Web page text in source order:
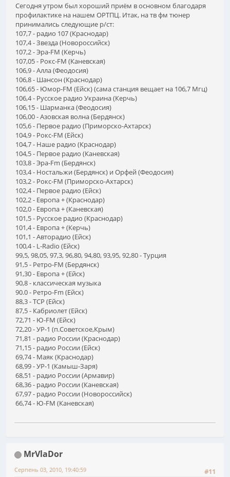
Сегодня утром был хороший приём в основном благодаря
профилактике на нашем ОРТПЦ. Итак, на тв фм тюнер
принимались следующие р/ст:
107,7 - радио 107 (Краснодар)
107,4 - Звезда (Новороссийск)
107,2 - Эра-FM (Керчь)
107,05 - Рокс-FM (Каневская)
106,9 - Алла (Феодосия)
106,8 - Шансон (Краснодар)
106,65 - Юмор-FM (Ейск) (сама станция вещает на 106,7 Мгц)
106,4 - Русское радио Украина (Керчь)
106,15 - Шарманка (Феодосия)
106,00 - Азовская волна (Бердянск)
105,6 - Первое радио (Приморско-Ахтарск)
104,9 - Рокс-FM (Ейск)
104,7 - Наше радио (Краснодар)
104,5 - Первое радио (Каневская)
103,8 - Эра-Fm (Бердянск)
103,4 - Ностальжи (Бердянск) и Орфей (Феодосия)
103,2 - Рокс-FM (Приморско-Ахтарск)
102,4 - Первое радио (Ейск)
102,2 - Европа + (Краснодар)
102,0 - Европа + (Каневская)
101,5 - Русское радио (Краснодар)
101,4 - Европа + (Керчь)
101,1 - Авторадио (Ейск)
100,4 - L-Radio (Ейск)
99,5, 98,05, 97,3, 96,80, 94,80, 93,95, 92,80 - Турция
91,5 - Ретро-FM (Бердянск)
91,30 - Европа + (Ейск)
90,8 - классическая музыка
90.0 - Ретро-Fm (Ейск)
88,3 - ТСР (Ейск)
87,5 - Кабриолет (Ейск)
72,71 - Ю-FM (Ейск)
72,20 - УР-1 (п.Советское,Крым)
71,81 - радио России (Краснодар)
71,15 - радио России (Ейск)
69,74 - Маяк (Краснодар)
68,99 - УР-1 (Камыш-Заря)
68,51 - радио России (Армавир)
68,36 - радио России (Каневская)
67,97 - радио России (Новороссийск)
66,74 - Ю-FM (Каневская)
MrVlaDor
#11
Серпень 03, 2010, 19:40:59